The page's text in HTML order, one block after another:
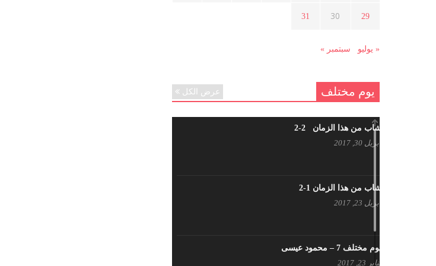
في الثورة السورية ؟
29
30
31
« يوليو سبتمبر »
يوم مختلف عرض الكل
شاب من هذا الزمان 2-2
أبريل 30, 2017
شاب من هذا الزمان 1-2
أبريل 23, 2017
يوم مختلف 7 – محمود عيسى
يناير 23, 2017